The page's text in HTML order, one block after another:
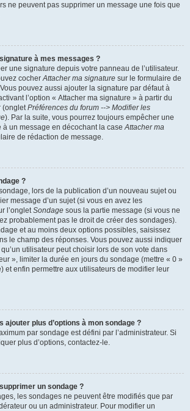
ne peuvent pas supprimer un message une fois que
à mes messages ?
une signature depuis votre panneau de l’utilisateur.
cocherAttacher ma signature sur le formulaire de
pouvez aussi ajouter la signature par défaut à
l’option « Attacher ma signature » à partir du
(ongletPréférences du forum --> Modifier les
). Par la suite, vous pourrez toujours empêcher une
à un message en décochant la caseAttacher ma
de rédaction de message.
?
lors de la publication d’un nouveau sujet ou
message d’un sujet (si vous en avez les
l’ongletSondage sous la partie message (si vous ne
probablement pas le droit de créer des sondages).
et au moins deux options possibles, saisissez
le champ des réponses. Vous pouvez aussi indiquer
utilisateur peut choisir lors de son vote dans
», limiter la durée en jours du sondage (mettre « 0 »
et enfin permettre aux utilisateurs de modifier leur
ajouter plus d’options à mon sondage ?
par sondage est défini par l’administrateur. Si
plus d’options, contactez-le.
un sondage ?
les sondages ne peuvent être modifiés que par
ou un administrateur. Pour modifier un